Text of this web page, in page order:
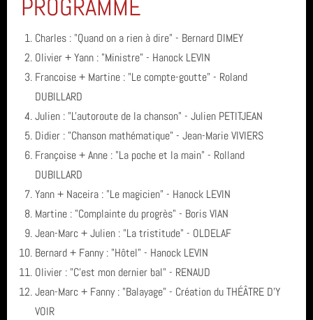
PROGRAMME
Charles : "Quand on a rien à dire" - Bernard DIMEY
Olivier + Yann : "Ministre" - Hanock LEVIN
Francoise + Martine : "Le compte-goutte" - Roland
DUBILLARD
Julien : "L'autoroute de la chanson" - Julien PETITJEAN
Didier : "Chanson mathématique" - Jean-Marie VIVIERS
Françoise + Anne : "La poche et la main" - Rolland
DUBILLARD
Yann + Naceira : "Le magicien" - Hanock LEVIN
Martine : "Complainte du progrès" - Boris VIAN
Jean-Marc + Julien : "La tristitude" - OLDELAF
Bernard + Fanny : "Hôtel" - Hanock LEVIN
Olivier : "C'est mon dernier bal" - RENAUD
Jean-Marc + Fanny : "Balayage" - Création du THÉÂTRE D'Y
VOIR